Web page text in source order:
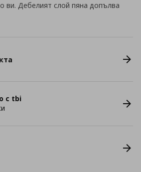
ви. Дебелият слой пяна допълва
с tbi